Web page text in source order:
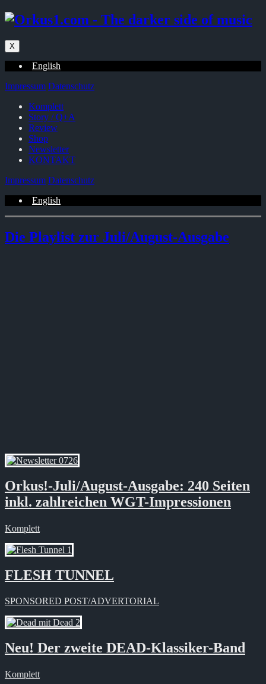
Zum
Inhalt
springen
X
English
Impressum Datenschutz
Komplett
Story / Q+A
Review
Shop
Newsletter
KONTAKT
Impressum Datenschutz
English
Die Playlist zur Juli/August-Ausgabe
Orkus!-Juli/August-Ausgabe: 240 Seiten
inkl. zahlreichen WGT-Impressionen
Komplett
FLESH TUNNEL
SPONSORED POST/ADVERTORIAL
Neu! Der zweite DEAD-Klassiker-Band
Komplett